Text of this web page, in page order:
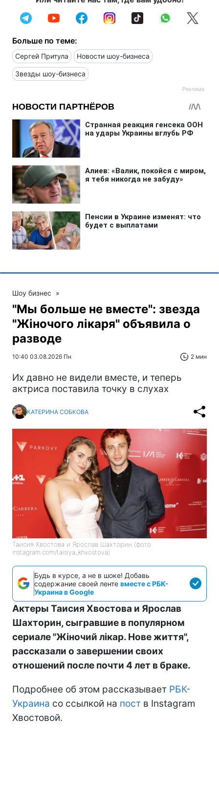
Больше по теме:
Сергей Притула Новости шоу-бизнеса
Звезды шоу-бизнеса
Шоу бизнес »
"Мы больше не вместе": звезда
"Жіночого лікаря" объявила о
разводе
10:40 03.08.2026 Пн 2 мин
Их давно не видели вместе, и теперь
актриса поставила точку в слухах
КАТЕРИНА СОБКОВА
Таисия Хвостова и Ярослав Шахторин (фото:
instagram.com/taisiya_khvostova)
Будь в курсе, а не в шоке! Добавь
содержание своей ленте вместе с РБК-
Украина в Google
Актеры Таисия Хвостова и Ярослав
Шахторин, сыгравшие в популярном
сериале "Жіночий лікар. Нове життя",
рассказали о завершении своих
отношений после почти 4 лет в браке.
Подробнее об этом рассказывает РБК-
Украина со ссылкой на пост в Instagram
Хвостовой.